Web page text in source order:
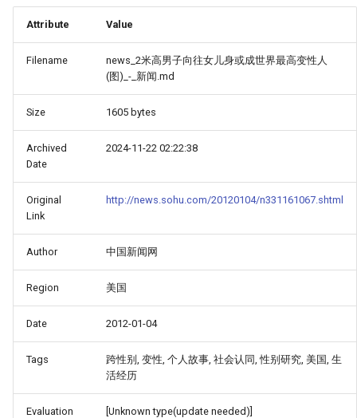
Attribute Value
Filename
news_2米高男子向往女儿身或成世界最高变性人
(图)_-_新闻.md
Size 1605 bytes
Archived
Date
2024-11-22 02:22:38
Original
Link
http://news.sohu.com/20120104/n331161067.shtml
Author 中国新闻网
Region 美国
Date 2012-01-04
Tags
跨性别, 变性, 个人故事, 社会认同, 性别研究, 美国, 生
活经历
Evaluation [Unknown type(update needed)]